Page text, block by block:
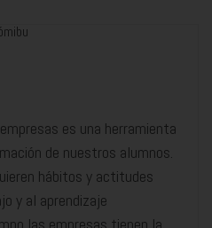
es una herramienta
de nuestros alumnos.
hábitos y actitudes
y al aprendizaje